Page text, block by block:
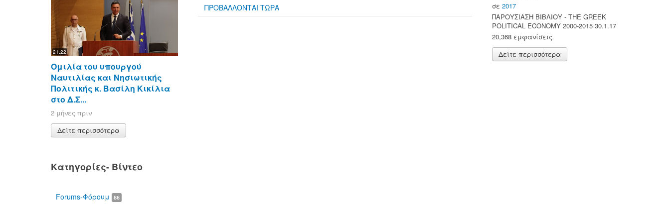
ΠΡΟΒΑΛΛΟΝΤΑΙ ΤΩΡΑ
21:22
Ομιλία του υπουργού
Ναυτιλίας και Νησιωτικής
Πολιτικής κ. Βασίλη Κικίλια
στο Δ.Σ...
2 μήνες πριν
Δείτε περισσότερα
Κατηγορίες- Βίντεο
Forums-Φόρουμ 86
σε 2017
ΠΑΡΟΥΣΙΑΣΗ ΒΙΒΛΙΟΥ - ΤΗΕ GREEK
POLITICAL ECONOMY 2000-2015 30.1.17
20,368 εμφανίσεις
Δείτε περισσότερα